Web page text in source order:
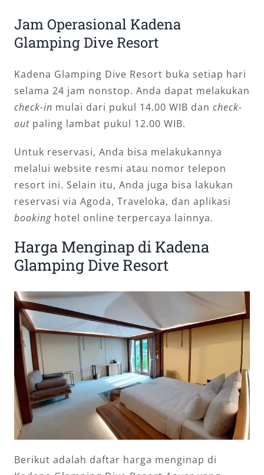
Jam Operasional Kadena
Glamping Dive Resort
Kadena Glamping Dive Resort buka setiap hari
selama 24 jam nonstop. Anda dapat melakukan
check-in mulai dari pukul 14.00 WIB dan check-
outpaling lambat pukul 12.00 WIB.
Untuk reservasi, Anda bisa melakukannya
melalui website resmi atau nomor telepon
resort ini. Selain itu, Anda juga bisa lakukan
reservasi via Agoda, Traveloka, dan aplikasi
bookinghotel online terpercaya lainnya.
Harga Menginap di Kadena
Glamping Dive Resort
Berikut adalah daftar harga menginap di